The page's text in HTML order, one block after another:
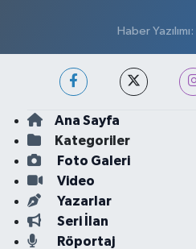
Haber Yazılımı:
Ana Sayfa
Kategoriler
Foto Galeri
Video
Yazarlar
Seri İlan
Röportaj